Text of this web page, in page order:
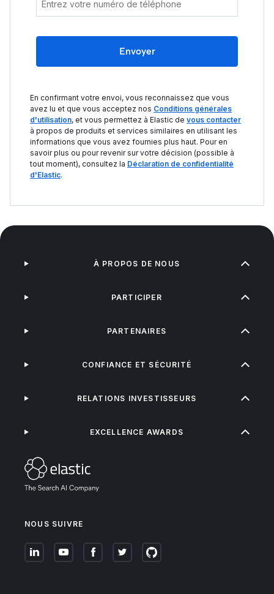
Envoyer
En confirmant votre envoi, vous reconnaissez que vous
avez lu et que vous acceptez nos Conditions générales
d'utilisation, et vous permettez à Elastic de vous contacter
à propos de produits et services similaires en utilisant les
informations que vous avez fournies plus haut. Pour en
savoir plus ou pour revenir sur votre décision (possible à
tout moment), consultez la Déclaration de confidentialité
d'Elastic.
NOUS SUIVRE
À PROPOS DE NOUS
PARTICIPER
PARTENAIRES
CONFIANCE ET SÉCURITÉ
RELATIONS INVESTISSEURS
EXCELLENCE AWARDS